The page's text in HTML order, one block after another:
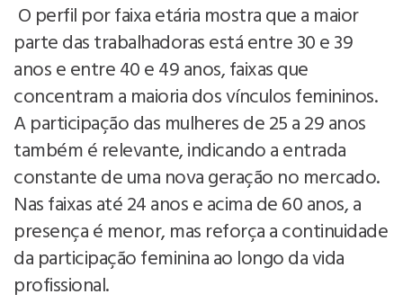
O perfil por faixa etária mostra que a maior
parte das trabalhadoras está entre 30 e 39
anos e entre 40 e 49 anos, faixas que
concentram a maioria dos vínculos femininos.
A participação das mulheres de 25 a 29 anos
também é relevante, indicando a entrada
constante de uma nova geração no mercado.
Nas faixas até 24 anos e acima de 60 anos, a
presença é menor, mas reforça a continuidade
da participação feminina ao longo da vida
profissional.